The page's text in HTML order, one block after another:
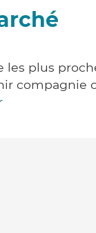
plus
compagnie